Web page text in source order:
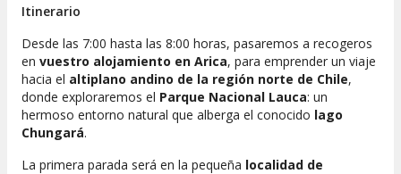
Itinerario
Desde las 7:00 hasta las 8:00 horas, pasaremos a recogeros
en vuestro alojamiento en Arica, para emprender un viaje
hacia el altiplano andino de la región norte de Chile,
donde exploraremos el Parque Nacional Lauca: un
hermoso entorno natural que alberga el conocido lago
Chungará.
La primera parada será en la pequeña localidad de